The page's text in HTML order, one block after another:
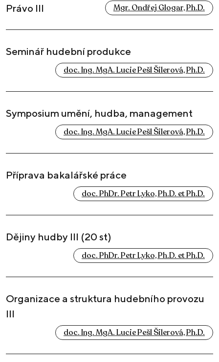
Právo III Mgr. Ondřej Glogar, Ph.D.
Seminář hudební produkce
doc. Ing. MgA. Lucie Pešl Šilerová, Ph.D.
Symposium umění, hudba, management
doc. Ing. MgA. Lucie Pešl Šilerová, Ph.D.
Příprava bakalářské práce
doc. PhDr. Petr Lyko, Ph.D. et Ph.D.
Dějiny hudby III (20 st)
doc. PhDr. Petr Lyko, Ph.D. et Ph.D.
Organizace a struktura hudebního provozu
III
doc. Ing. MgA. Lucie Pešl Šilerová, Ph.D.